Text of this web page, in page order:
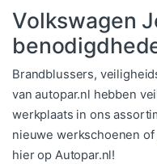
Volkswagen
Brandblussers,
van autopar.nl hebben
werkplaats in ons
nieuwe werkschoenen
hier op Autopar.nl!